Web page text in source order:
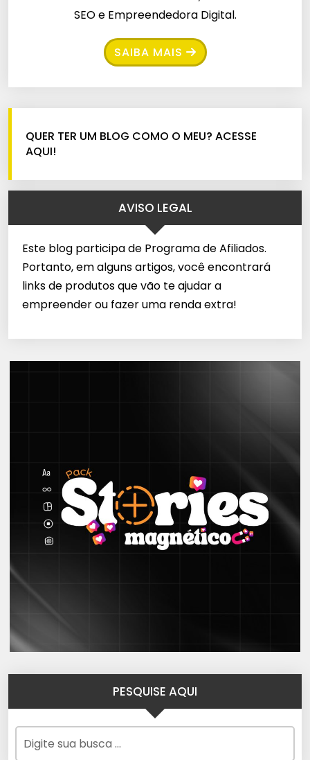
SEO e Empreendedora Digital.
SAIBA MAIS
QUER TER UM BLOG COMO O MEU? ACESSE
AQUI!
AVISO LEGAL
Este blog participa de Programa de Afiliados.
Portanto, em alguns artigos, você encontrará
links de produtos que vão te ajudar a
empreender ou fazer uma renda extra!
PESQUISE AQUI